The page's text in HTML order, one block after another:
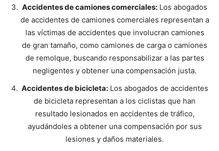
Accidentes de camiones comerciales: Los abogados
de accidentes de camiones comerciales representan a
las víctimas de accidentes que involucran camiones
de gran tamaño, como camiones de carga o camiones
de remolque, buscando responsabilizar a las partes
negligentes y obtener una compensación justa.
Accidentes de bicicleta:Los abogados de accidentes
de bicicleta representan a los ciclistas que han
resultado lesionados en accidentes de tráfico,
ayudándoles a obtener una compensación por sus
lesiones y daños materiales.